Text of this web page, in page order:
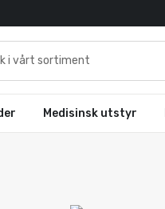
Medisinsk utstyr